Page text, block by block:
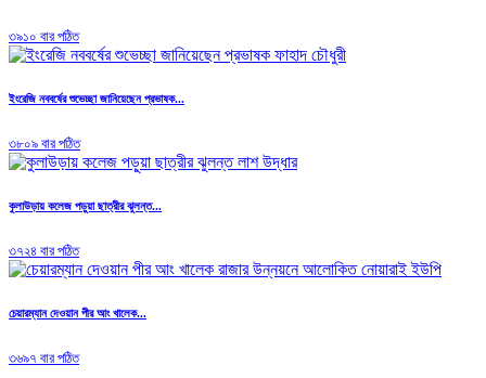
৩৯১০ বার পঠিত
ইংরেজি নববর্ষের শুভেচ্ছা জানিয়েছেন প্রভাষক...
৩৮০৯ বার পঠিত
কুলাউড়ায় কলেজ পড়ুয়া ছাত্রীর ঝুলন্ত...
৩৭২৪ বার পঠিত
চেয়ারম্যান দেওয়ান পীর আং খালেক...
৩৬৯৭ বার পঠিত